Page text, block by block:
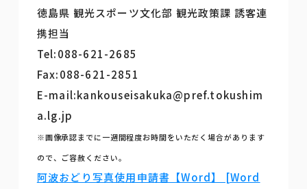
徳島県 観光スポーツ文化部 観光政策課 誘客連
携担当
Tel:088-621-2685
Fax:088-621-2851
E-mail:kankouseisakuka@pref.tokushim
a.lg.jp
※画像承認までに一週間程度お時間をいただく場合があります
ので、ご容赦ください。
阿波おどり写真使用申請書【Word】 [Word